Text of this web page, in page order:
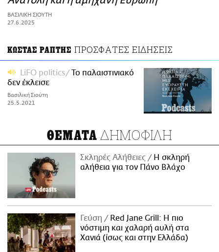
ΑΜΠΑ
PRINT
ΒΑΣΙΛΙΚΗ ΣΙΟΥΤΗ
27.6.2025
ΚΩΣΤΑΣ ΡΑΠΤΗΣ ΠΡΟΣΦΑΤΕΣ ΕΙΔΗΣΕΙΣ
LiFO politics
Το παλαιστινιακό
δεν έκλεισε
Βασιλική Σιούτη
25.5.2021
ΘΕΜΑΤΑ ΔΗΜΟΦΙΛΗ
Σκληρές Αλήθειες
H σκληρή
αλήθεια για τον Πάνο Βλάχο
Γεύση
Red Jane Grill: Η πιο
νόστιμη και χαλαρή αυλή στα
Χανιά (ίσως και στην Ελλάδα)